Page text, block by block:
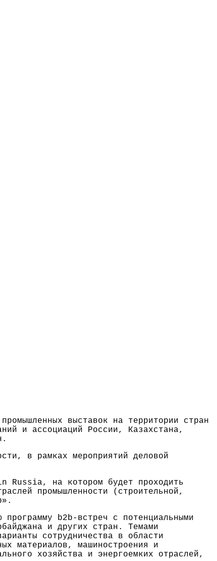
выставок на территории стран
и ассоциаций России, Казахстана,
в рамках мероприятий деловой
Russia, на котором будет проходить
промышленности (строительной,
b2b-встреч с потенциальными
и других стран. Темами
сотрудничества в области
материалов, машиностроения и
хозяйства и энергоемких отраслей,